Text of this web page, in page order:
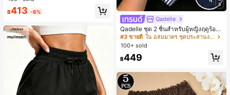
น เสื้อนอก สีน้ำตาล สไตล์สบายๆ ฤดูใบ
ไม้ร่วง
390+ พูดว่า "คุณภาพเนื้อผ้าดี"
฿413 -6%
5
Qadelle
Qadelle ชุด 2 ชิ้นสำหรับผู้หญิงฤดูร้อน
แบบสบายๆ สำหรับใส่ทุกวัน, กางเกงขา
ยาวลายทางสีน้ำเงินเข้มและสีขาว, เสื้อ
ยืดแขนสั้นคอกลมปักลายรัดรูป
#3 ขายดี
120+ พูดว่า "สวย"
#3 ขายดี
ใน อสมมาตร ชุดประสานงานสตรี
120+ พูดว่า "สวย"
#3 ขายดี
ใน อสมมาตร ชุดประสานงานสตรี
120+ พูดว่า "สวย"
#3 ขายดี
ใน อสมมาตร ชุดประสานงานสตรี
100+ sold
฿449